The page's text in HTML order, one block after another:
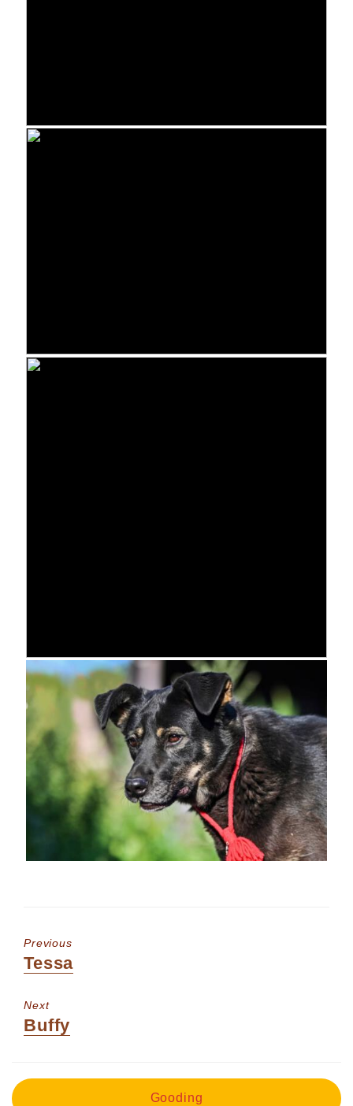
Previous
Previous
Tessa
Next
Next
Buffy
Gooding